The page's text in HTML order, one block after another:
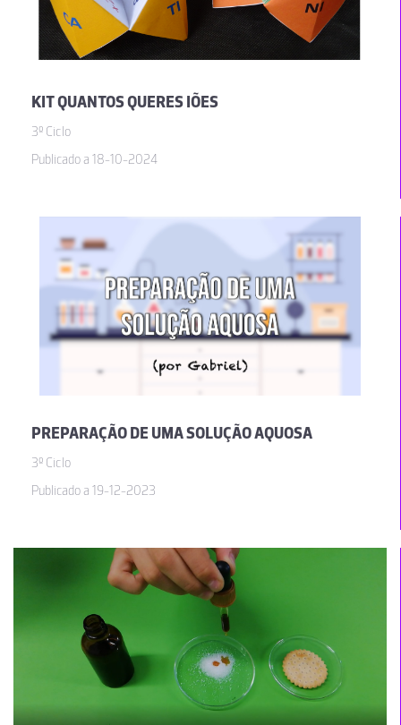
KIT QUANTOS QUERES IÕES
3º Ciclo
Publicado a 18-10-2024
PREPARAÇÃO DE UMA SOLUÇÃO AQUOSA
3º Ciclo
Publicado a 19-12-2023